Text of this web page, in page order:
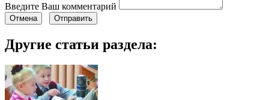
Введите Ваш комментарий
Отмена Отправить
Другие статьи раздела: